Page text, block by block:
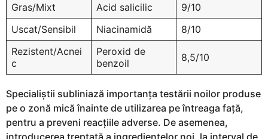
Gras/Mixt Acid salicilic
9/10
Uscat/Sensibil
Niacinamidă
8/10
Rezistent/Acnei
c
Peroxid de
benzoil
8,5/10
Specialiștii subliniază importanța testării noilor produse
pe o zonă mică înainte de utilizarea pe întreaga față,
pentru a preveni reacțiile adverse. De asemenea,
introducerea treptată a ingredientelor noi, la interval de